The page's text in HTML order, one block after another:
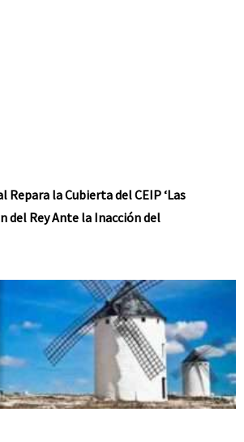
Repara la Cubierta del CEIP ‘Las
del Rey Ante la Inacción del